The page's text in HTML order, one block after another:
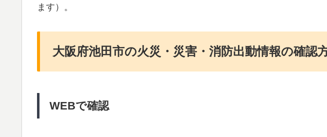
ます）。
大阪府池田市の火災・災害・消防出動情報の確認
WEBで確認